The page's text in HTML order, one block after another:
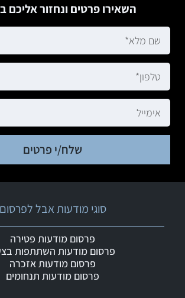
השאירו פרטים ונחזור אליכם
שלח/י פרטים
סוגי מודעות אבל לפרסום
פרסום מודעות פטירה
פרסום מודעות השתתפות
פרסום מודעות אזכרה
פרסום מודעות תנחומים